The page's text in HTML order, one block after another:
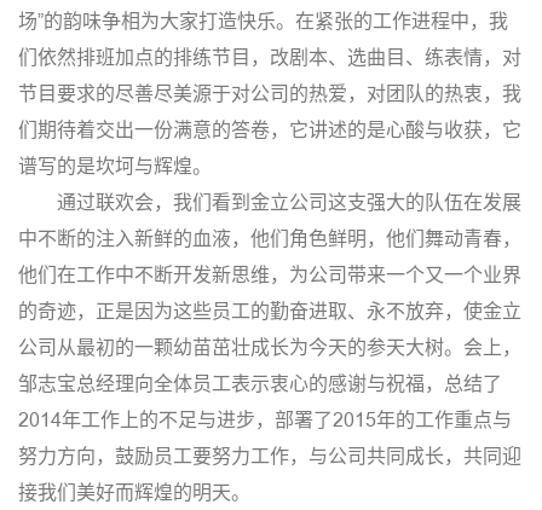
场”的韵味争相为大家打造快乐。在紧张的工作进程中，我
们依然排班加点的排练节目，改剧本、选曲目、练表情，对
节目要求的尽善尽美源于对公司的热爱，对团队的热衷，我
们期待着交出一份满意的答卷，它讲述的是心酸与收获，它
谱写的是坎坷与辉煌。
通过联欢会，我们看到金立公司这支强大的队伍在发展
中不断的注入新鲜的血液，他们角色鲜明，他们舞动青春，
他们在工作中不断开发新思维，为公司带来一个又一个业界
的奇迹，正是因为这些员工的勤奋进取、永不放弃，使金立
公司从最初的一颗幼苗茁壮成长为今天的参天大树。会上，
邹志宝总经理向全体员工表示衷心的感谢与祝福，总结了
2014年工作上的不足与进步，部署了2015年的工作重点与
努力方向，鼓励员工要努力工作，与公司共同成长，共同迎
接我们美好而辉煌的明天。